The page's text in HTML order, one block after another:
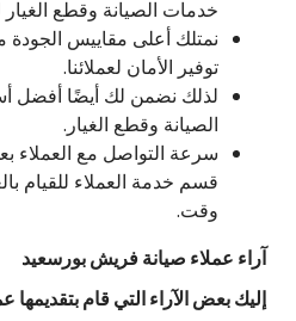
خدمات الصيانة وقطع
نمتلك أعلى مقاييس الجودة
توفير الأمان لعملائنا.
لذلك نضمن لك أيضًا أفضل
الصيانة وقطع الغيار.
سرعة التواصل مع العملاء
قسم خدمة العملاء للقيام
وقت.
آراء عملاء صيانة فريش بورسعيد
إليك بعض الآراء التي قام